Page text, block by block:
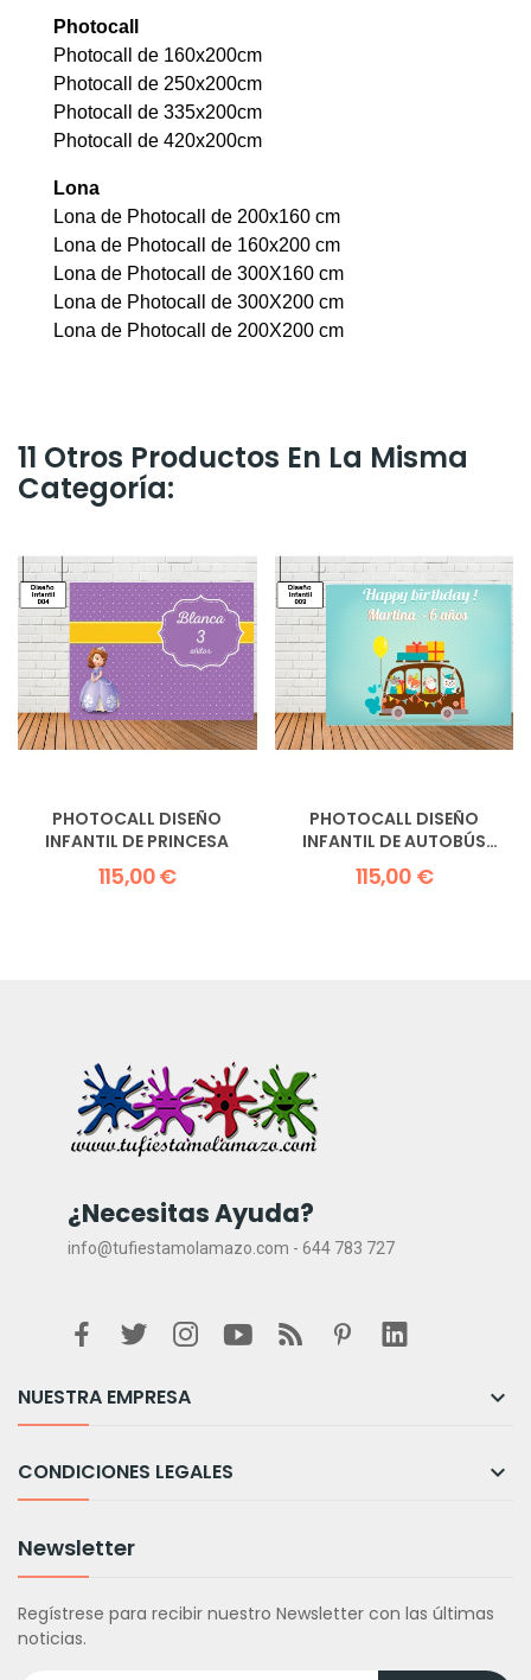
Photocall
Photocall de 160x200cm
Photocall de 250x200cm
Photocall de 335x200cm
Photocall de 420x200cm
Lona
Lona de Photocall de 200x160 cm
Lona de Photocall de 160x200 cm
Lona de Photocall de 300X160 cm
Lona de Photocall de 300X200 cm
Lona de Photocall de 200X200 cm
11 Otros Productos En La Misma
Categoría:
PHOTOCALL DISEÑO
INFANTIL DE PRINCESA
115,00 €
PHOTOCALL DISEÑO
INFANTIL DE AUTOBÚS
ESCOLAR
115,00 €
¿Necesitas Ayuda?
info@tufiestamolamazo.com - 644 783 727
NUESTRA EMPRESA 
CONDICIONES LEGALES 
Newsletter
Regístrese para recibir nuestro Newsletter con las últimas
noticias.